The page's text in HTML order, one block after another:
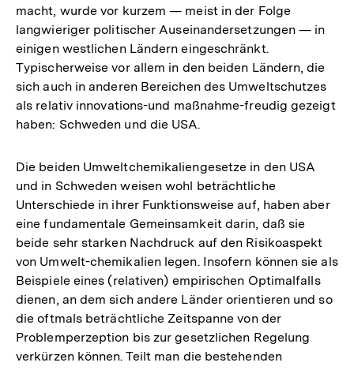
macht, wurde vor kurzem — meist in der Folge
langwieriger politischer Auseinandersetzungen — in
einigen westlichen Ländern eingeschränkt.
Typischerweise vor allem in den beiden Ländern, die
sich auch in anderen Bereichen des Umweltschutzes
als relativ innovations-und maßnahme-freudig gezeigt
haben: Schweden und die USA.
Die beiden Umweltchemikaliengesetze in den USA
und in Schweden weisen wohl beträchtliche
Unterschiede in ihrer Funktionsweise auf, haben aber
eine fundamentale Gemeinsamkeit darin, daß sie
beide sehr starken Nachdruck auf den Risikoaspekt
von Umwelt-chemikalien legen. Insofern können sie als
Beispiele eines (relativen) empirischen Optimalfalls
dienen, an dem sich andere Länder orientieren und so
die oftmals beträchtliche Zeitspanne von der
Problemperzeption bis zur gesetzlichen Regelung
verkürzen können. Teilt man die bestehenden